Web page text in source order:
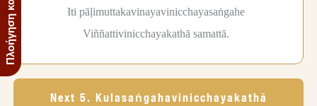
Iti pāḷimuttakavinayavinicchayasaṅgahe
Viññattivinicchayakathā samattā.
Next 5. Kulasaṅgahavinicchayakathā